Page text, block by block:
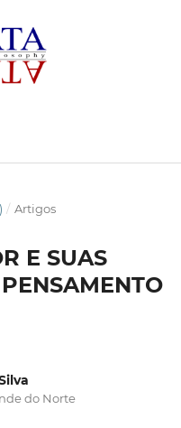
/ Artigos
E SUAS
do Norte